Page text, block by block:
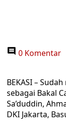
0 Komentar
BEKASI –
sebagai Bakal
Sa’duddin,
DKI Jakarta,